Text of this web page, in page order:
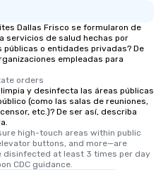
Dallas Frisco se formularon de
servicios de salud hechas por
o entidades privadas? De
empleadas para
orders
y desinfecta las áreas públicas
(como las salas de reuniones,
etc.)? De ser así, describa
high-touch areas within public
buttons, and more—are
disinfected at least 3 times per day
CDC guidance.